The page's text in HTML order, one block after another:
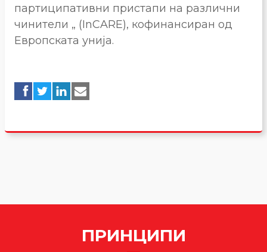
партиципативни пристапи на различни
чинители „ (InCARE), кофинансиран од
Европската унија.
ПРИНЦИПИ